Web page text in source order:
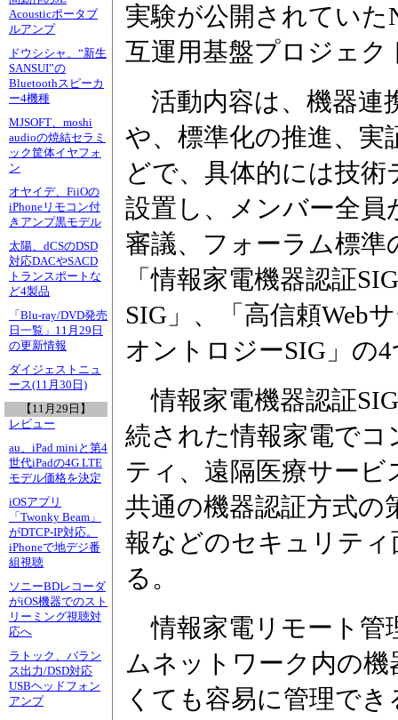
Acousticポータブ
ルアンプ
ドウシシャ、“新生
SANSUI”の
Bluetoothスピーカ
ー4機種
MJSOFT、moshi
audioの焼結セラミ
ック筐体イヤフォ
ン
オヤイデ、FiiOの
iPhoneリモコン付
きアンプ黒モデル
太陽、dCSのDSD
対応DACやSACD
トランスポートな
ど4製品
「Blu-ray/DVD発売
日一覧」11月29日
の更新情報
ダイジェストニュ
ース(11月30日)
【11月29日】
レビュー
au、iPad miniと第4
世代iPadの4G LTE
モデル価格を決定
iOSアプリ
「Twonky Beam」
がDTCP-IP対応。
iPhoneで地デジ番
組視聴
ソニーBDレコーダ
がiOS機器でのスト
リーミング視聴対
応へ
ラトック、バラン
ス出力/DSD対応
USBヘッドフォン
アンプ
実験が公開されていた
互運用基盤プロジェ
活動内容は、機器連
や、標準化の推進、実
どで、具体的には技
設置し、メンバー全員
審議、フォーラム標準
「情報家電機器認証
SIG」、「高信頼Web
オントロジーSIG」の
情報家電機器認証
続された情報家電で
ティ、遠隔医療サー
共通の機器認証方式の
報などのセキュリテ
る。
情報家電リモート管
ムネットワーク内の
くても容易に管理で